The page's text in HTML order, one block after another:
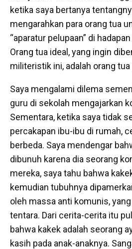
ketika saya bertanya
mengarahkan para orang tua
“aparatur pelupaan” di
Orang tua ideal, yang ingin
militeristik ini, adalah orang
Saya mengalami dilema
guru di sekolah mengajarkan
Sementara, ketika saya tidak
percakapan ibu-ibu di rumah,
berbeda. Saya mendengar
dibunuh karena dia seorang
mereka, saya tahu bahwa
kemudian tubuhnya
oleh massa anti komunis,
tentara. Dari cerita-cerita itu
bahwa kakek adalah seorang
kasih pada anak-anaknya.